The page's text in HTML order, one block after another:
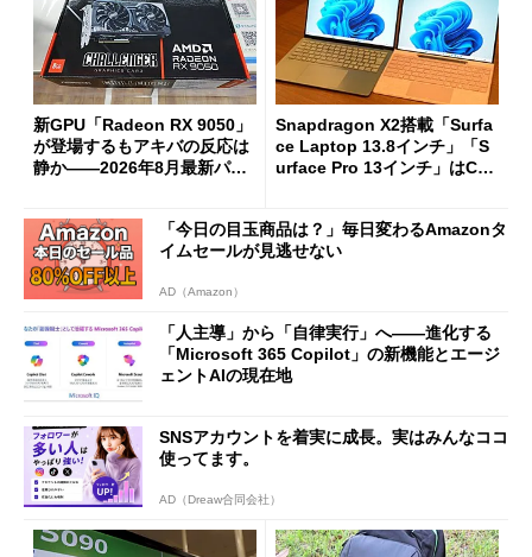
新GPU「Radeon RX 9050」
が登場するもアキバの反応は
静か――2026年8月最新パー
Snapdragon X2搭載「Surfa
ce Laptop 13.8インチ」「S
urface Pro 13インチ」はCop
た
「今日の目玉商品は？」毎日変わるAmazonタ
イムセールが見逃せない
AD（Amazon）
「人主導」から「自律実行」へ――進化する
「Microsoft 365 Copilot」の新機能とエージ
ェントAIの現在地
SNSアカウントを着実に成長。実はみんなココ
使ってます。
AD（Dreaw合同会社）